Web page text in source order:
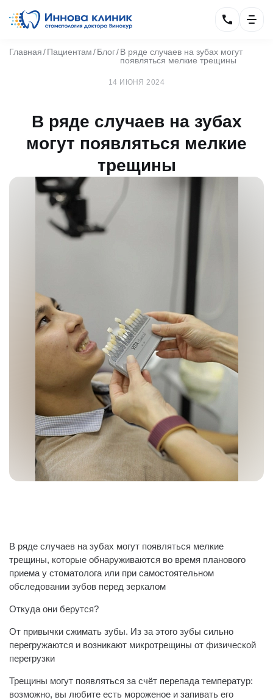
Главная Пациентам Блог В ряде случаев на зубах могут
появляться мелкие трещины
14 ИЮНЯ 2024
В ряде случаев на зубах
могут появляться мелкие
трещины
В ряде случаев на зубах могут появляться мелкие
трещины, которые обнаруживаются во время планового
приема у стоматолога или при самостоятельном
обследовании зубов перед зеркалом
Откуда они берутся?
От привычки сжимать зубы. Из за этого зубы сильно
перегружаются и возникают микротрещины от физической
перегрузки
Трещины могут появляться за счёт перепада температур:
возможно, вы любите есть мороженое и запивать его